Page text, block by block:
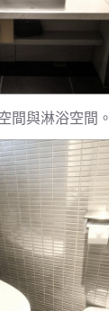
間與淋浴空間。